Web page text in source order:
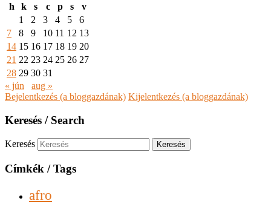
h
k s c p s
v
1
2 3 4 5
6
7
8 9 10 11 12 13
14 15 16 17 18 19 20
21 22 23 24 25 26 27
28 29 30 31
« jún
aug »
Bejelentkezés (a bloggazdának) Kijelentkezés (a bloggazdának)
Keresés / Search
Keresés
Címkék / Tags
afro